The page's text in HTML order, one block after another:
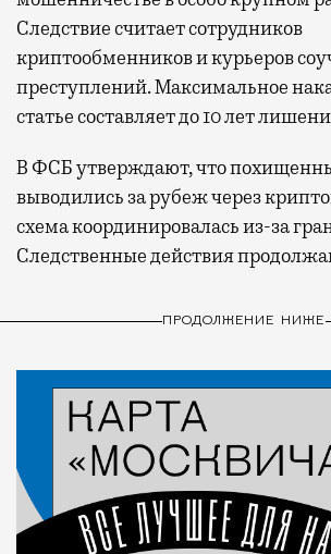
в лаунжах. В аэропортах их
несколько — в разных зонах
гаваней. На некоторых вокзалах —
Лаунжи доступны на
и Курском вокзалах.Попасть в
могут держатели карт Mir Supreme.
не только в столице. Всего доступно
1000 бизнес-залов по всему
Следствие считает сотрудников
криптообменников и курьеров
преступлений. Максимальное
статье составляет до 10 лет
В ФСБ утверждают, что
выводились за рубеж через
схема координировалась из-за
Следственные действия
ПРОДОЛЖЕНИЕ НИЖЕ